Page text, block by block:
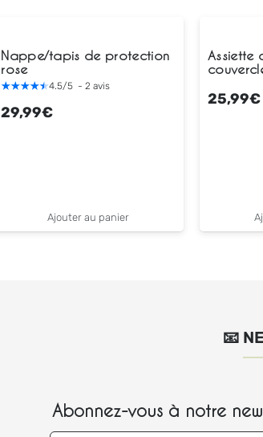
Nappe/tapis de protection
rose
4.5/5 -2avis
29,99€
Ajouter au panier
Assiette
25,99€
📧
Abonnez-vous à notre